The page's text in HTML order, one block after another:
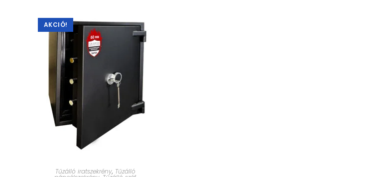
AKCIÓ!
MÉRET VÁLASZTÁSA
Tűzálló iratszekrény, Tűzálló